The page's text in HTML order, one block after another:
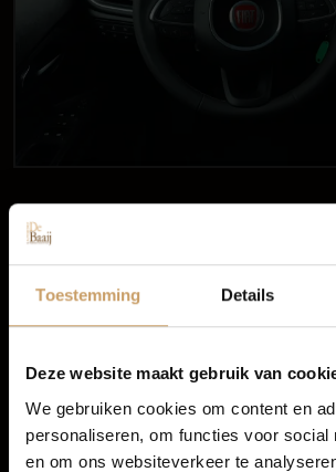
Toestemming Details
Deze website maakt gebruik van
We gebruiken cookies om content en
personaliseren, om functies voor social
en om ons websiteverkeer te
Infotainment
Occasions
Autolease
Financiering
Autoverzekeringen